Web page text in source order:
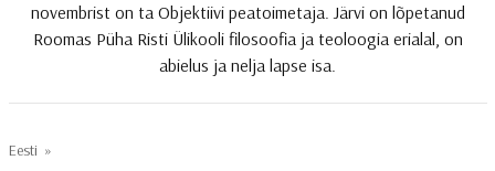
novembrist on ta Objektiivi peatoimetaja. Järvi on lõpetanud
Roomas Püha Risti Ülikooli filosoofia ja teoloogia erialal, on
abielus ja nelja lapse isa.
Eesti »